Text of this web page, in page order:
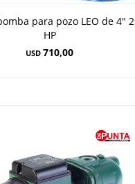
para pozo LEO de 4" 2
HP
USD 710,00